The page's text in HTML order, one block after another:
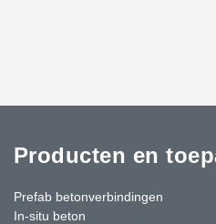
Producten en
Prefab betonverbindingen
In-situ beton